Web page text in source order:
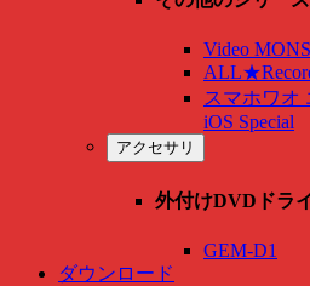
Video
スマホワオ
iOS Special
アクセサリ
外付けDVDドラ
GEM-D1
ダウンロード